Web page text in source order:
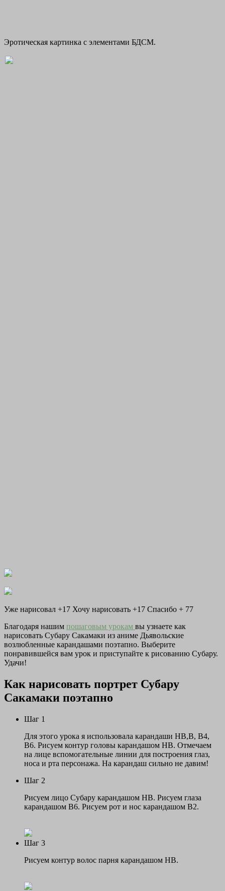
Эротическая картинка с элементами БДСМ.
Уже нарисовал +17 Хочу нарисовать +17 Спасибо + 77
Благодаря нашим пошаговым урокам вы узнаете как
нарисовать Субару Сакамаки из аниме Дьявольские
возлюбленные карандашами поэтапно. Выберите
понравившейся вам урок и приступайте к рисованию Субару.
Удачи!
Как нарисовать портрет Субару
Сакамаки поэтапно
Шаг 1
Для этого урока я использовала карандаши НВ,В, В4,
В6. Рисуем контур головы карандашом НВ. Отмечаем
на лице вспомогательные линии для построения глаз,
носа и рта персонажа. На карандаш сильно не давим!
Шаг 2
Рисуем лицо Субару карандашом НВ. Рисуем глаза
карандашом В6. Рисуем рот и нос карандашом В2.
Шаг 3
Рисуем контур волос парня карандашом НВ.